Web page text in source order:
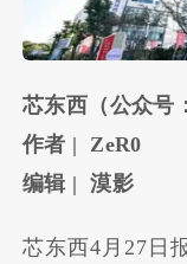
芯东西（公众号
作者 | ZeR0
编辑 | 漠影
芯东西4月27日